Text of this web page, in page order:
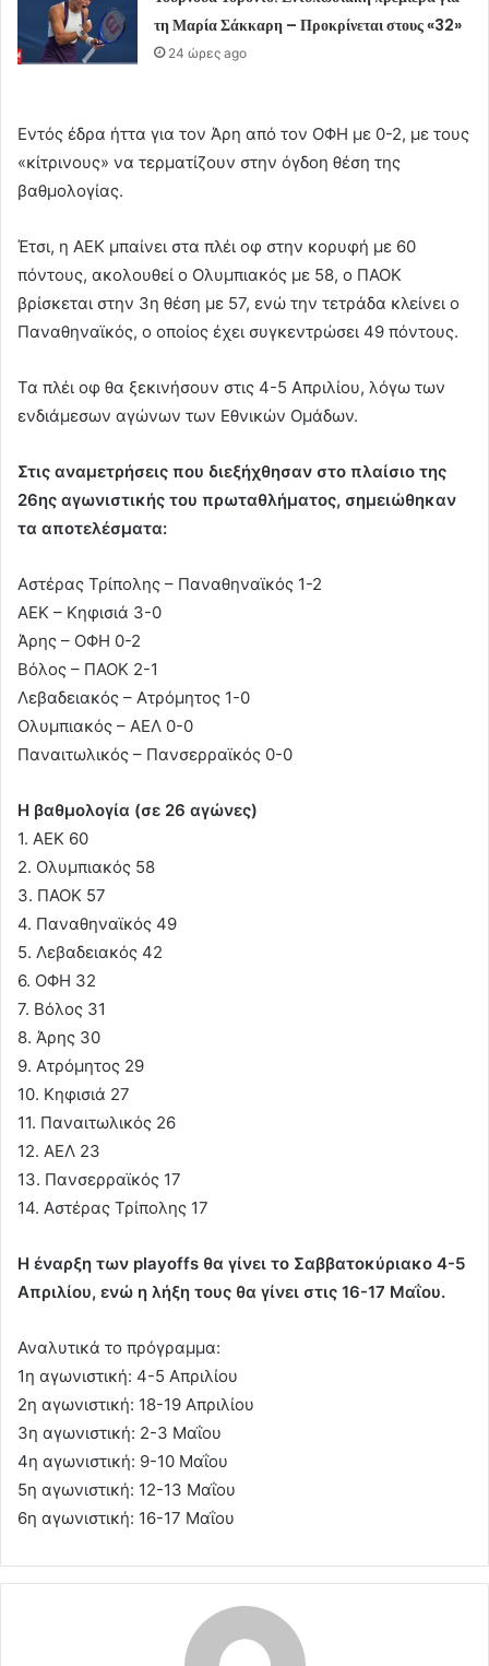
τη Μαρία Σάκκαρη – Προκρίνεται στους «32»
24 ώρες ago
Εντός έδρα ήττα για τον Άρη από τον ΟΦΗ με 0-2, με τους
«κίτρινους» να τερματίζουν στην όγδοη θέση της
βαθμολογίας.
Έτσι, η ΑΕΚ μπαίνει στα πλέι οφ στην κορυφή με 60
πόντους, ακολουθεί ο Ολυμπιακός με 58, ο ΠΑΟΚ
βρίσκεται στην 3η θέση με 57, ενώ την τετράδα κλείνει ο
Παναθηναϊκός, ο οποίος έχει συγκεντρώσει 49 πόντους.
Τα πλέι οφ θα ξεκινήσουν στις 4-5 Απριλίου, λόγω των
ενδιάμεσων αγώνων των Εθνικών Ομάδων.
Στις αναμετρήσεις που διεξήχθησαν στο πλαίσιο της
26ης αγωνιστικής του πρωταθλήματος, σημειώθηκαν
τα αποτελέσματα:
Αστέρας Τρίπολης – Παναθηναϊκός 1-2
ΑΕΚ – Κηφισιά 3-0
Άρης – ΟΦΗ 0-2
Βόλος – ΠΑΟΚ 2-1
Λεβαδειακός – Ατρόμητος 1-0
Ολυμπιακός – ΑΕΛ 0-0
Παναιτωλικός – Πανσερραϊκός 0-0
Η βαθμολογία (σε 26 αγώνες)
1. ΑΕΚ 60
2. Ολυμπιακός 58
3. ΠΑΟΚ 57
4. Παναθηναϊκός 49
5. Λεβαδειακός 42
6. ΟΦΗ 32
7. Βόλος 31
8. Άρης 30
9. Ατρόμητος 29
10. Κηφισιά 27
11. Παναιτωλικός 26
12. ΑΕΛ 23
13. Πανσερραϊκός 17
14. Αστέρας Τρίπολης 17
Η έναρξη των playoffs θα γίνει το Σαββατοκύριακο 4-5
Απριλίου, ενώ η λήξη τους θα γίνει στις 16-17 Μαΐου.
Αναλυτικά το πρόγραμμα:
1η αγωνιστική: 4-5 Απριλίου
2η αγωνιστική: 18-19 Απριλίου
3η αγωνιστική: 2-3 Μαΐου
4η αγωνιστική: 9-10 Μαΐου
5η αγωνιστική: 12-13 Μαΐου
6η αγωνιστική: 16-17 Μαΐου